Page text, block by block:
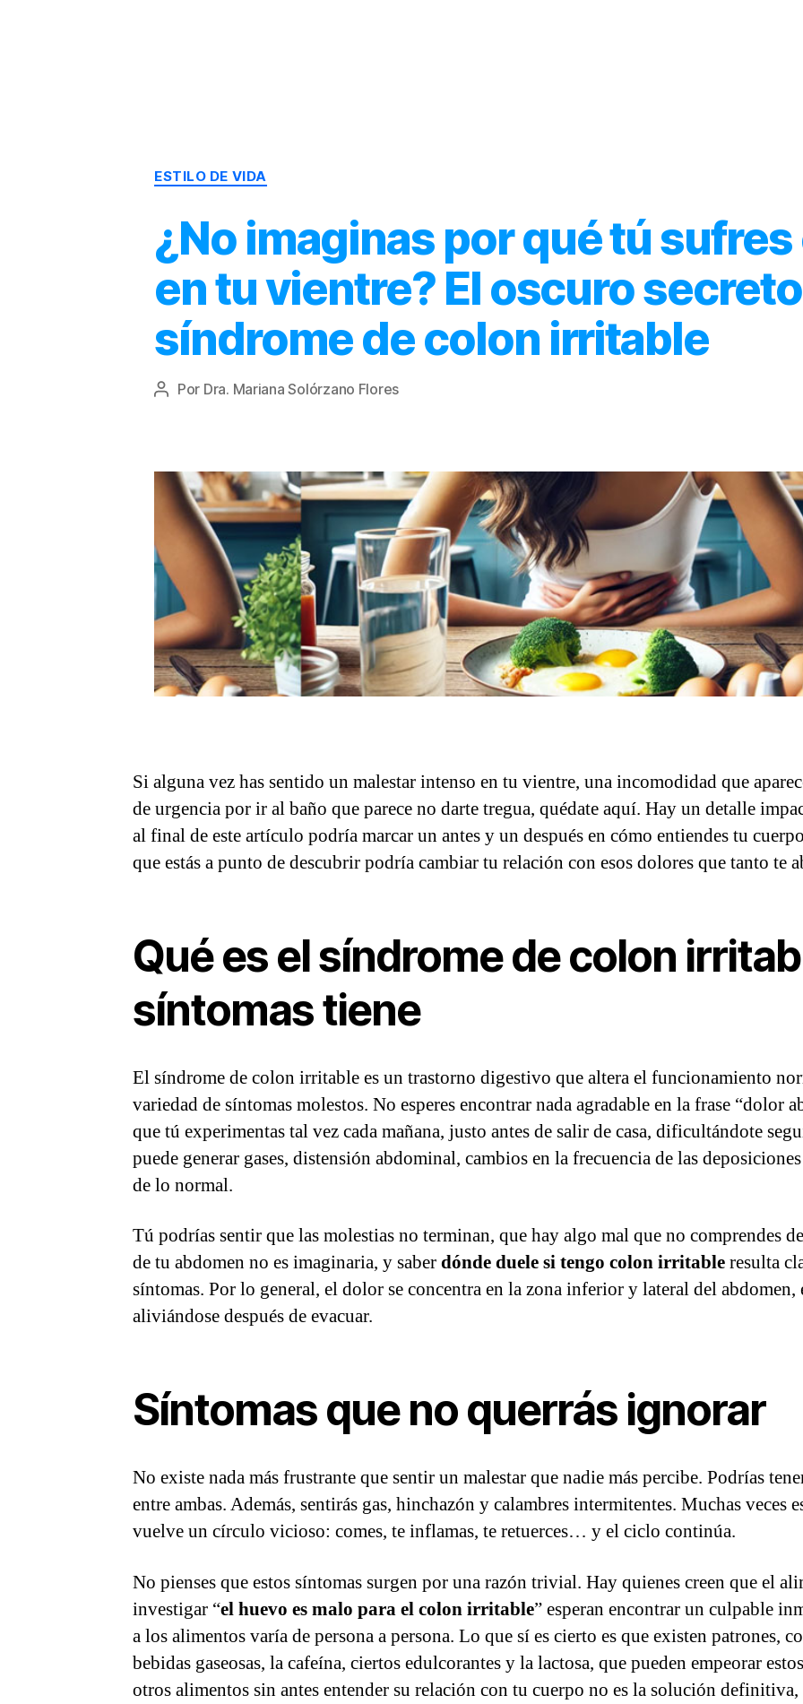
ESTILO DE VIDA
¿No imaginas por qué tú
en tu vientre? El oscuro
síndrome de colon irritable
Autor
Por Dra. Mariana Solórzano Flores
Si alguna vez has sentido un malestar intenso en tu vientre, una incomodidad que
de urgencia por ir al baño que parece no darte tregua, quédate aquí. Hay un detalle
al final de este artículo podría marcar un antes y un después en cómo entiendes tu
que estás a punto de descubrir podría cambiar tu relación con esos dolores que tanto te
Qué es el síndrome de colon
síntomas tiene
El síndrome de colon irritable es un trastorno digestivo que altera el funcionamiento
variedad de síntomas molestos. No esperes encontrar nada agradable en la frase “dolor
que tú experimentas tal vez cada mañana, justo antes de salir de casa, dificultándote
puede generar gases, distensión abdominal, cambios en la frecuencia de las
de lo normal.
Tú podrías sentir que las molestias no terminan, que hay algo mal que no comprendes
de tu abdomen no es imaginaria, y saber dónde duele si tengo colon irritableresulta
síntomas. Por lo general, el dolor se concentra en la zona inferior y lateral del abdomen,
aliviándose después de evacuar.
Síntomas que no querrás ignorar
No existe nada más frustrante que sentir un malestar que nadie más percibe. Podrías
entre ambas. Además, sentirás gas, hinchazón y calambres intermitentes. Muchas veces
vuelve un círculo vicioso: comes, te inflamas, te retuerces… y el ciclo continúa.
No pienses que estos síntomas surgen por una razón trivial. Hay quienes creen que el
investigar “el huevo es malo para el colon irritable” esperan encontrar un culpable
a los alimentos varía de persona a persona. Lo que sí es cierto es que existen patrones,
bebidas gaseosas, la cafeína, ciertos edulcorantes y la lactosa, que pueden empeorar
otros alimentos sin antes entender su relación con tu cuerpo no es la solución